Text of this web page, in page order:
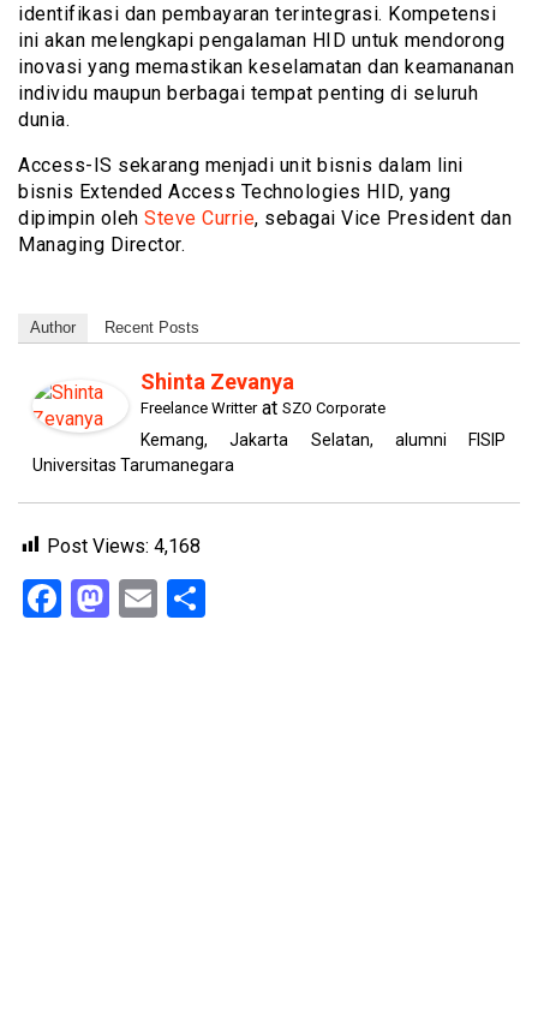
identifikasi dan pembayaran terintegrasi. Kompetensi
ini akan melengkapi pengalaman HID untuk mendorong
inovasi yang memastikan keselamatan dan keamananan
individu maupun berbagai tempat penting di seluruh
dunia.
Access-IS sekarang menjadi unit bisnis dalam lini
bisnis Extended Access Technologies HID, yang
dipimpin oleh Steve Currie, sebagai Vice President dan
Managing Director.
Author Recent Posts
Shinta Zevanya
Freelance Writterat SZO Corporate
Kemang, Jakarta Selatan, alumni FISIP
Universitas Tarumanegara
Post Views: 4,168
Facebook
Mastodon
Email